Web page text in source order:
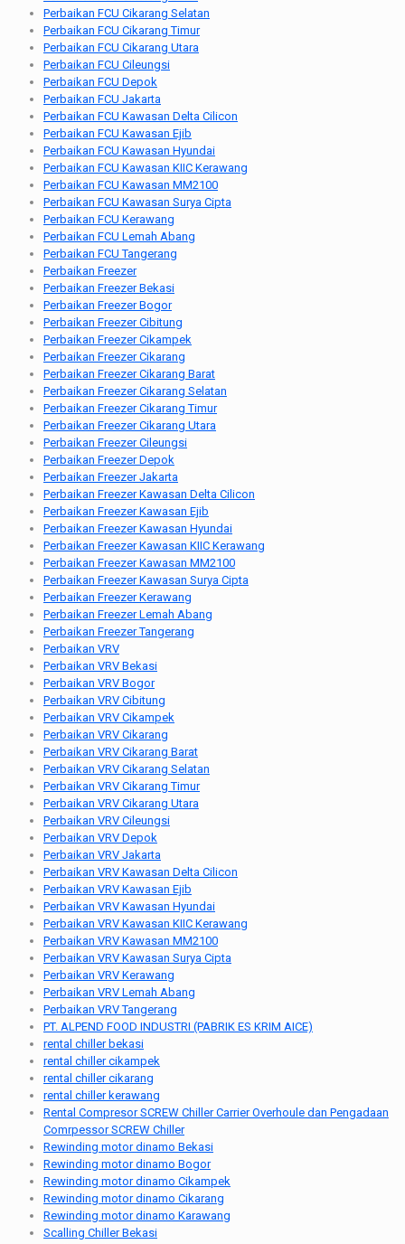
Perbaikan FCU Cikarang Selatan
Perbaikan FCU Cikarang Timur
Perbaikan FCU Cikarang Utara
Perbaikan FCU Cileungsi
Perbaikan FCU Depok
Perbaikan FCU Jakarta
Perbaikan FCU Kawasan Delta Cilicon
Perbaikan FCU Kawasan Ejib
Perbaikan FCU Kawasan Hyundai
Perbaikan FCU Kawasan KIIC Kerawang
Perbaikan FCU Kawasan MM2100
Perbaikan FCU Kawasan Surya Cipta
Perbaikan FCU Kerawang
Perbaikan FCU Lemah Abang
Perbaikan FCU Tangerang
Perbaikan Freezer
Perbaikan Freezer Bekasi
Perbaikan Freezer Bogor
Perbaikan Freezer Cibitung
Perbaikan Freezer Cikampek
Perbaikan Freezer Cikarang
Perbaikan Freezer Cikarang Barat
Perbaikan Freezer Cikarang Selatan
Perbaikan Freezer Cikarang Timur
Perbaikan Freezer Cikarang Utara
Perbaikan Freezer Cileungsi
Perbaikan Freezer Depok
Perbaikan Freezer Jakarta
Perbaikan Freezer Kawasan Delta Cilicon
Perbaikan Freezer Kawasan Ejib
Perbaikan Freezer Kawasan Hyundai
Perbaikan Freezer Kawasan KIIC Kerawang
Perbaikan Freezer Kawasan MM2100
Perbaikan Freezer Kawasan Surya Cipta
Perbaikan Freezer Kerawang
Perbaikan Freezer Lemah Abang
Perbaikan Freezer Tangerang
Perbaikan VRV
Perbaikan VRV Bekasi
Perbaikan VRV Bogor
Perbaikan VRV Cibitung
Perbaikan VRV Cikampek
Perbaikan VRV Cikarang
Perbaikan VRV Cikarang Barat
Perbaikan VRV Cikarang Selatan
Perbaikan VRV Cikarang Timur
Perbaikan VRV Cikarang Utara
Perbaikan VRV Cileungsi
Perbaikan VRV Depok
Perbaikan VRV Jakarta
Perbaikan VRV Kawasan Delta Cilicon
Perbaikan VRV Kawasan Ejib
Perbaikan VRV Kawasan Hyundai
Perbaikan VRV Kawasan KIIC Kerawang
Perbaikan VRV Kawasan MM2100
Perbaikan VRV Kawasan Surya Cipta
Perbaikan VRV Kerawang
Perbaikan VRV Lemah Abang
Perbaikan VRV Tangerang
PT. ALPEND FOOD INDUSTRI (PABRIK ES KRIM AICE)
rental chiller bekasi
rental chiller cikampek
rental chiller cikarang
rental chiller kerawang
Rental Compresor SCREW Chiller Carrier Overhoule dan Pengadaan
Comrpessor SCREW Chiller
Rewinding motor dinamo Bekasi
Rewinding motor dinamo Bogor
Rewinding motor dinamo Cikampek
Rewinding motor dinamo Cikarang
Rewinding motor dinamo Karawang
Scalling Chiller Bekasi